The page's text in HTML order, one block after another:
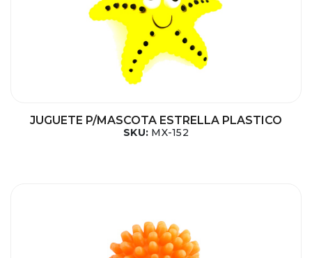
JUGUETE P/MASCOTA ESTRELLA PLASTICO
SKU: MX-152